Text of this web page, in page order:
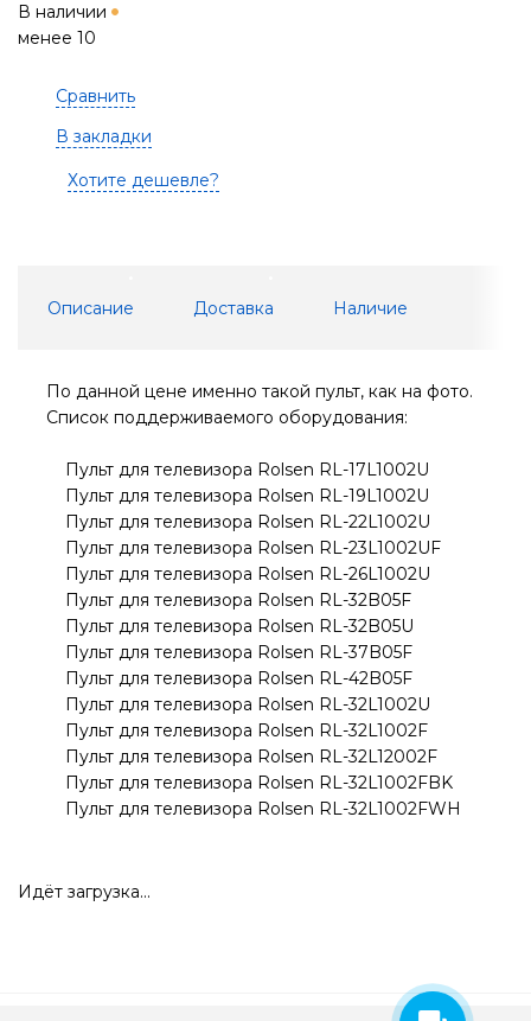
В наличии
менее 10
Сравнить
В закладки
Хотите дешевле?
Описание Доставка Наличие
По данной цене именно такой пульт, как на фото.
Cписок поддерживаемого оборудования:
Пульт для телевизора Rolsen RL-17L1002U
Пульт для телевизора Rolsen RL-19L1002U
Пульт для телевизора Rolsen RL-22L1002U
Пульт для телевизора Rolsen RL-23L1002UF
Пульт для телевизора Rolsen RL-26L1002U
Пульт для телевизора Rolsen RL-32B05F
Пульт для телевизора Rolsen RL-32B05U
Пульт для телевизора Rolsen RL-37B05F
Пульт для телевизора Rolsen RL-42B05F
Пульт для телевизора Rolsen RL-32L1002U
Пульт для телевизора Rolsen RL-32L1002F
Пульт для телевизора Rolsen RL-32L12002F
Пульт для телевизора Rolsen RL-32L1002FBK
Пульт для телевизора Rolsen RL-32L1002FWH
Идёт загрузка...